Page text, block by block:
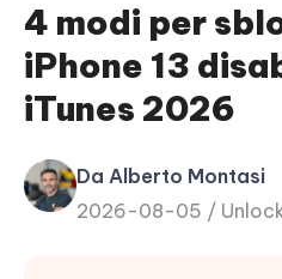
for iOS
PDNob
PDF
New
4 modi per
iPhone 13
iTunes 2026
Da Alberto Montasi
2026-08-05 /